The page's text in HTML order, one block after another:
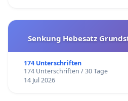
Senkung Hebesatz
174 Unterschriften
174 Unterschriften / 30 Tage
14 Jul 2026